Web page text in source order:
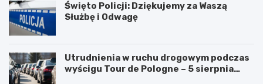
Święto Policji: Dziękujemy za Waszą
Służbę i Odwagę
Utrudnienia w ruchu drogowym podczas
wyścigu Tour de Pologne – 5 sierpnia